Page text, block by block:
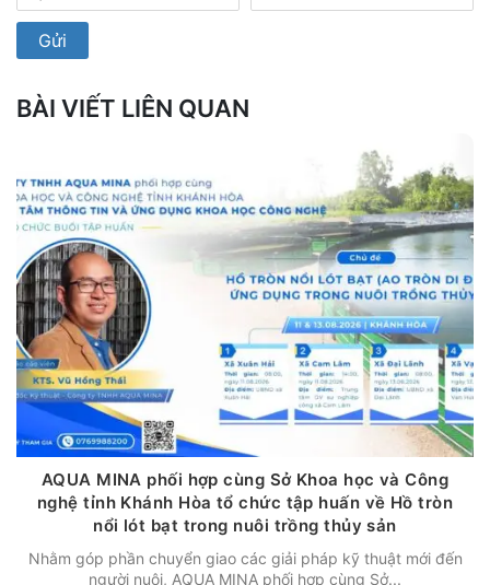
BÀI VIẾT LIÊN QUAN
AQUA MINA phối hợp cùng Sở Khoa học và Công
nghệ tỉnh Khánh Hòa tổ chức tập huấn về Hồ tròn
nổi lót bạt trong nuôi trồng thủy sản
Nhằm góp phần chuyển giao các giải pháp kỹ thuật mới đến
người nuôi, AQUA MINA phối hợp cùng Sở...